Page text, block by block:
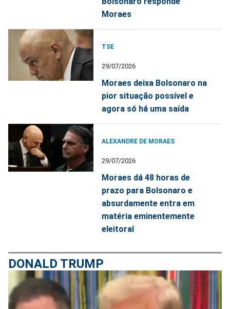
Moraes
TSE
29/07/2026
Moraes deixa Bolsonaro na
pior situação possível e
agora só há uma saída
ALEXANDRE DE MORAES
29/07/2026
Moraes dá 48 horas de
prazo para Bolsonaro e
absurdamente entra em
matéria eminentemente
eleitoral
DONALD TRUMP